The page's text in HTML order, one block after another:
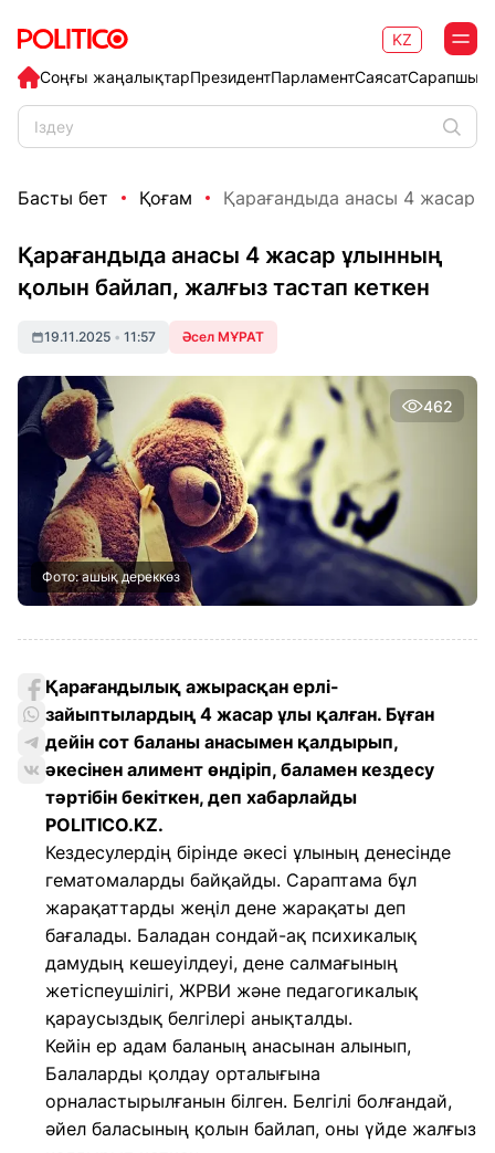
Соңғы жаңалықтарПрезидентПарламентСаясат
KZ
Басты бет Қоғам Қарағандыда анасы 4 жасар
Қарағандыда анасы 4 жасар ұлынның
қолын байлап, жалғыз тастап кеткен
19.11.2025 • 11:57 Әсел МҰРАТ
462
Фото: ашық дереккөз
Қарағандылық ажырасқан ерлі-
зайыптылардың 4 жасар ұлы қалған. Бұған
дейін сот баланы анасымен қалдырып,
әкесінен алимент өндіріп, баламен кездесу
тәртібін бекіткен, деп хабарлайды
POLITICO.KZ.
Кездесулердің бірінде әкесі ұлының денесінде
гематомаларды байқайды. Сараптама бұл
жарақаттарды жеңіл дене жарақаты деп
бағалады. Баладан сондай-ақ психикалық
дамудың кешеуілдеуі, дене салмағының
жетіспеушілігі, ЖРВИ және педагогикалық
қараусыздық белгілері анықталды.
Кейін ер адам баланың анасынан алынып,
Балаларды қолдау орталығына
орналастырылғанын білген. Белгілі болғандай,
әйел баласының қолын байлап, оны үйде жалғыз